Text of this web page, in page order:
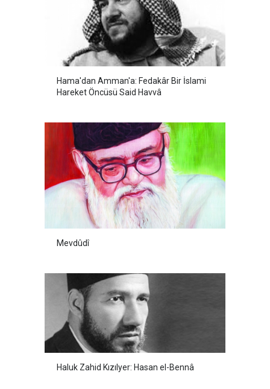
Hama'dan Amman'a: Fedakâr Bir İslami
Hareket Öncüsü Said Havvâ
Mevdûdî
Haluk Zahid Kızılyer: Hasan el-Bennâ